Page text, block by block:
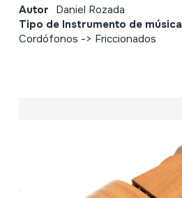
Autor Daniel Rozada
Tipo de Instrumento de música
Cordófonos -> Friccionados